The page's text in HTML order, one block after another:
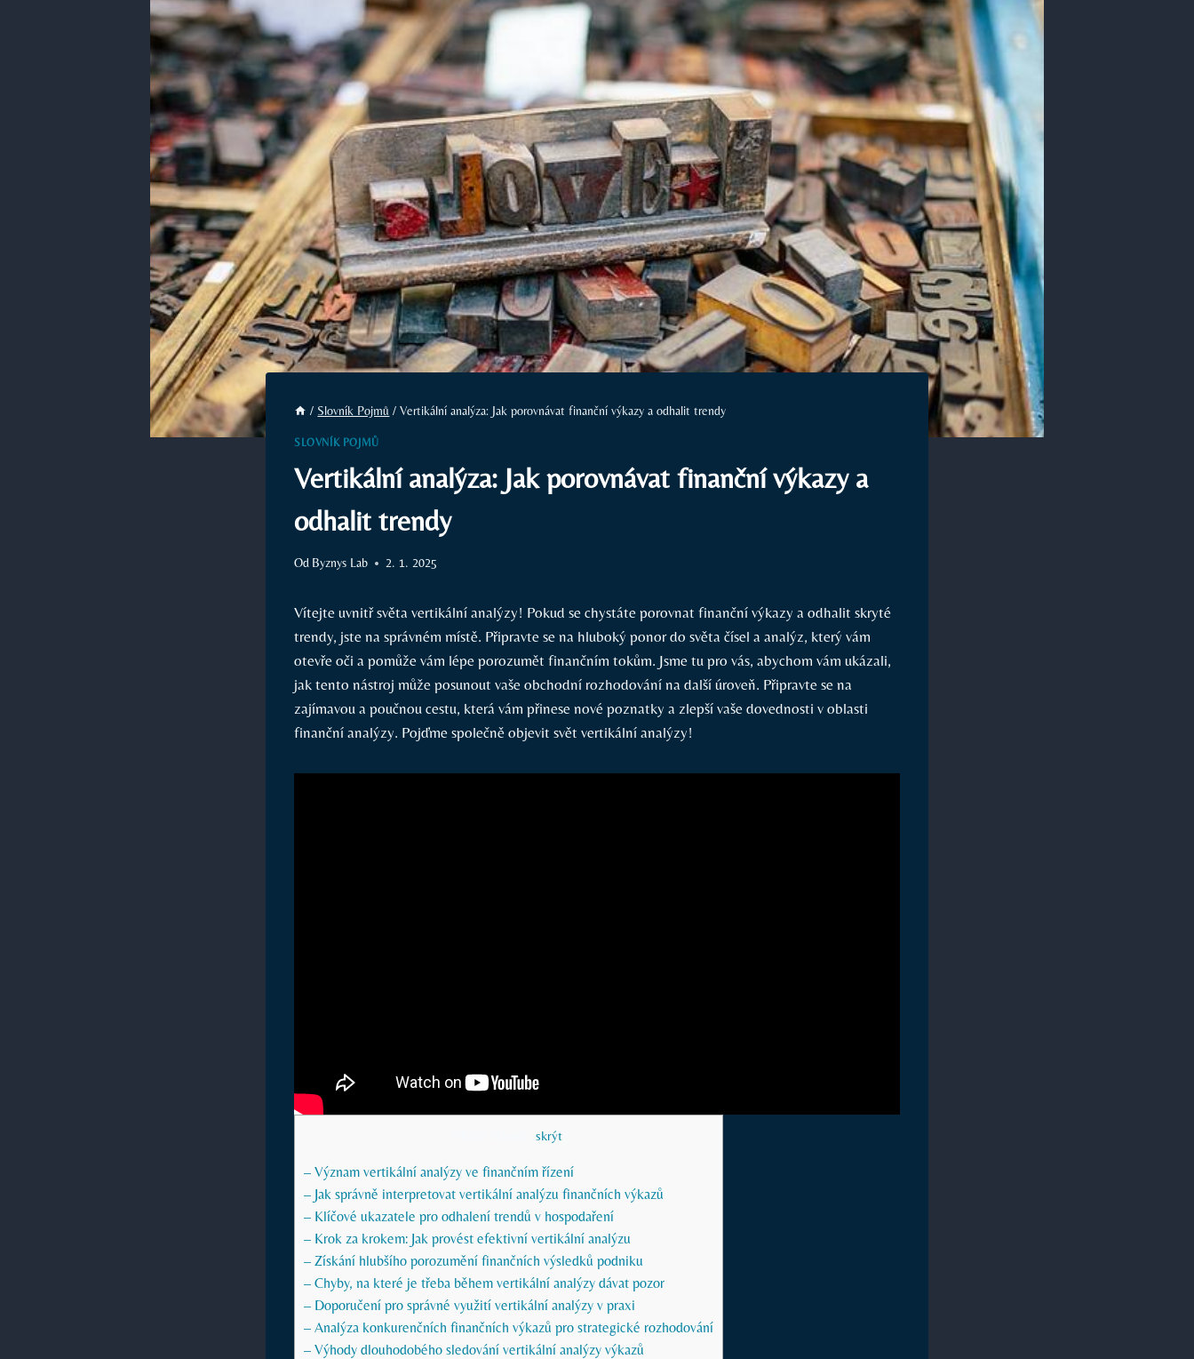
/ Slovník Pojmů / Vertikální analýza: Jak porovnávat finanční výkazy a odhalit trendy
SLOVNÍK POJMŮ
Vertikální analýza: Jak porovnávat finanční výkazy a
odhalit trendy
Od Byznys Lab 2. 1. 2025
Vítejte uvnitř světa vertikální analýzy! Pokud se chystáte porovnat finanční výkazy a odhalit skryté
trendy, jste na správném místě. Připravte se na hluboký ponor do světa čísel a analýz, který vám
otevře oči a pomůže vám lépe porozumět finančním tokům. Jsme tu pro vás, abychom vám ukázali,
jak tento nástroj může posunout vaše obchodní rozhodování na další úroveň. Připravte se na
zajímavou a poučnou cestu, která vám přinese nové poznatky a zlepší vaše dovednosti v oblasti
finanční analýzy. Pojďme společně objevit svět vertikální analýzy!
skrýt
– Význam vertikální analýzy ve finančním řízení
– Jak správně interpretovat vertikální analýzu finančních výkazů
– Klíčové ukazatele pro odhalení trendů v hospodaření
– Krok za krokem: Jak provést efektivní vertikální analýzu
– Získání hlubšího porozumění finančních výsledků podniku
– Chyby, na které je třeba během vertikální analýzy dávat pozor
– Doporučení pro správné využití vertikální analýzy v praxi
– Analýza konkurenčních finančních výkazů pro strategické rozhodování
– Výhody dlouhodobého sledování vertikální analýzy výkazů